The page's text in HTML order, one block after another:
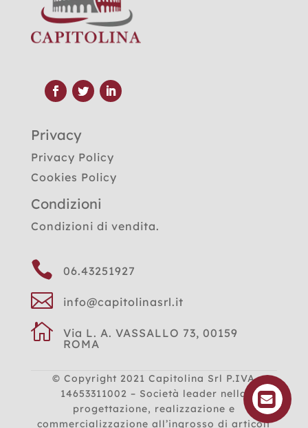
Privacy
Privacy Policy
Cookies Policy
Condizioni
Condizioni di vendita.
 06.43251927
 info@capitolinasrl.it

Via L. A. VASSALLO 73, 00159
ROMA
© Copyright 2021Capitolina Srl P.IVA
14653311002 – Società leader nella
progettazione, realizzazione e
commercializzazione all’ingrosso di articoli